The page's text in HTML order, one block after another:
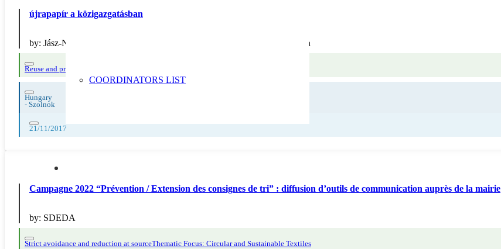
COORDINATORS LIST
újrapapír a közigazgatásban
by: Jász-Nagykun Szolnok Megyei Kormányhivatal Szolnok Járási Hivatala
Reuse and preparing for reuse
Hungary
- Szolnok
21/11/2017
Campagne 2022 “Prévention / Extension des consignes de tri” : diffusion d’outils de communication auprès de la mairie
by: SDEDA
Strict avoidance and reduction at sourceThematic Focus: Circular and Sustainable Textiles